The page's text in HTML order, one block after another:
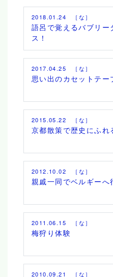
2018.01.24 ［な］
語呂で覚えるバブリー
ス！
2017.04.25 ［な］
思い出のカセットテー
2015.05.22 ［な］
京都散策で歴史にふれ
2012.10.02 ［な］
親戚一同でベルギーへ
2011.06.15 ［な］
梅狩り体験
2010.09.21 ［な］